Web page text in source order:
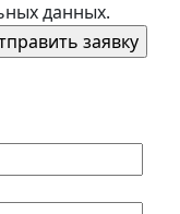
данных.